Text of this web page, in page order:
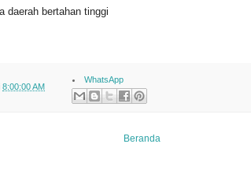
daerah bertahan tinggi
8:00:00 AM
WhatsApp
Beranda